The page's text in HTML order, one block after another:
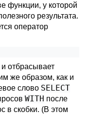
функции, у которой
результата.
оператор
и отбрасывает
же образом, как и
слово SELECT
WITH после
в скобки. (В этом